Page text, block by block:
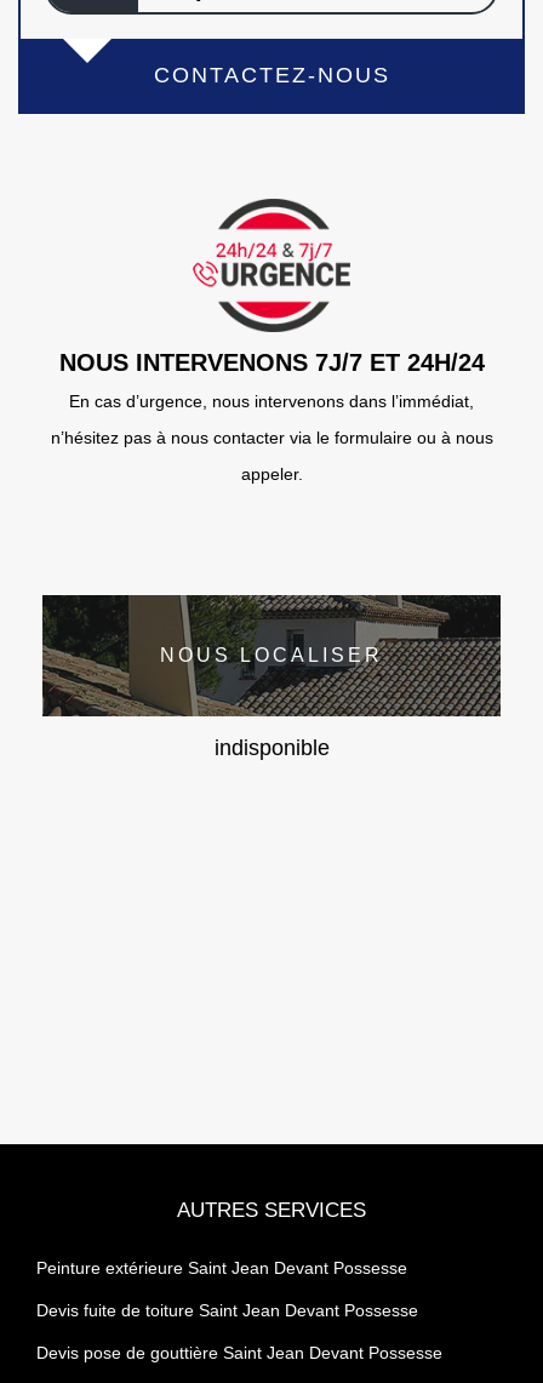
CONTACTEZ-NOUS
NOUS INTERVENONS 7J/7 ET 24H/24
En cas d’urgence, nous intervenons dans l’immédiat,
n’hésitez pas à nous contacter via le formulaire ou à nous
appeler.
NOUS LOCALISER
indisponible
AUTRES SERVICES
Peinture extérieure Saint Jean Devant Possesse
Devis fuite de toiture Saint Jean Devant Possesse
Devis pose de gouttière Saint Jean Devant Possesse